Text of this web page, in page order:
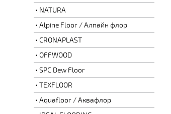
NATURA
Alpine Floor / Алпайн флор
CRONAPLAST
OFFWOOD
SPC Dew Floor
TEXFLOOR
Aquafloor / Аквафлор